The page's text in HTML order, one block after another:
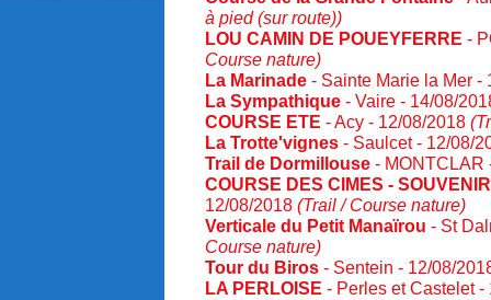
à pied (sur route))
LOU CAMIN DE POUEYFERRE -
Course nature)
La Marinade - Sainte Marie la Mer -
La Sympathique - Vaire - 14/08/
COURSE ETE - Acy - 12/08/2018
La Trotte'vignes - Saulcet - 12/08/
Trail de Dormillouse -
COURSE DES CIMES -
12/08/2018 (Trail / Course nature)
Verticale du Petit Manaïrou - St
Course nature)
Tour du Biros - Sentein - 12/08/
LA PERLOISE - Perles et Castelet